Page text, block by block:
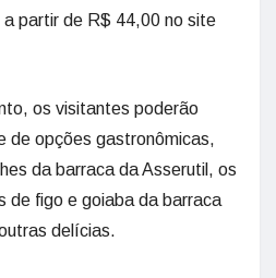
partir de R$ 44,00 no site
os visitantes poderão
de opções gastronômicas,
da barraca da Asserutil, os
de figo e goiaba da barraca
delícias.